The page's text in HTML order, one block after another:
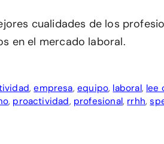
cualidades de los
en el mercado laboral.
,empresa,equipo, laboral, lee
, proactividad, profesional, rrhh,